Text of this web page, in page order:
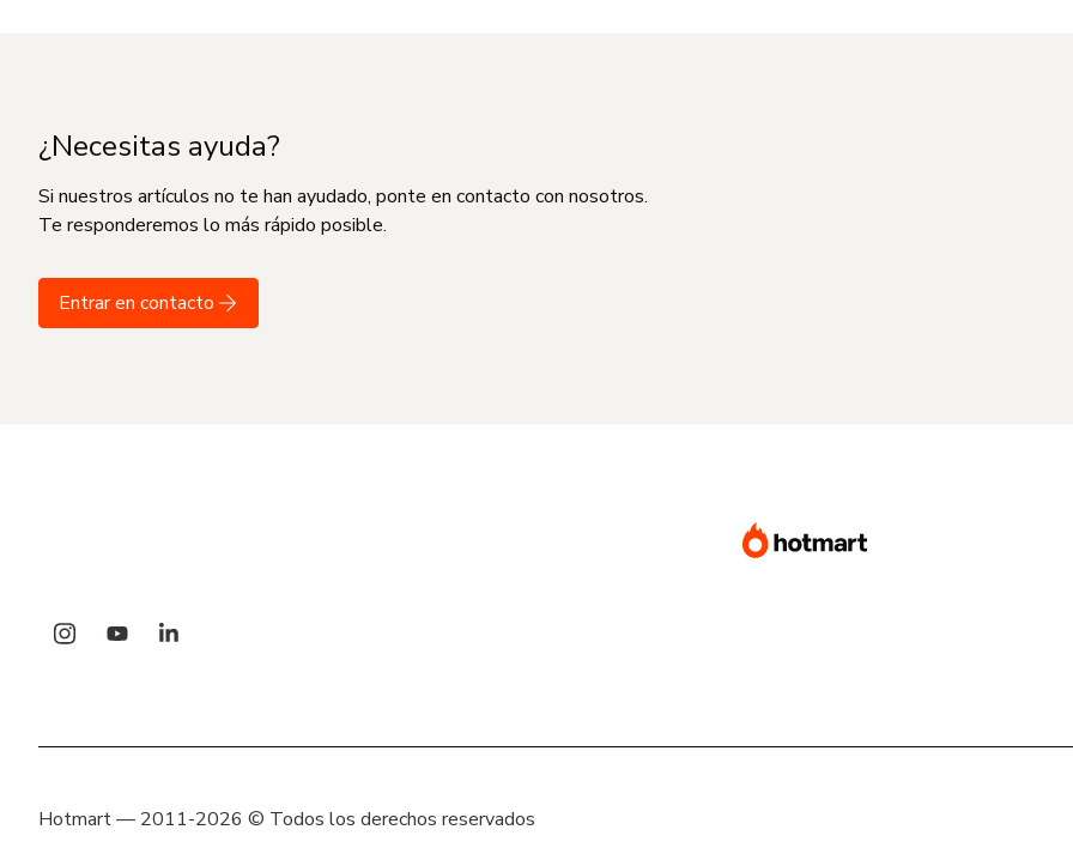
¿Necesitas ayuda?
Si nuestros artículos no te han ayudado, ponte en contacto con nosotros.
Te responderemos lo más rápido posible.
Entrar en contacto
Hotmart — 2011-2026 © Todos los derechos reservados